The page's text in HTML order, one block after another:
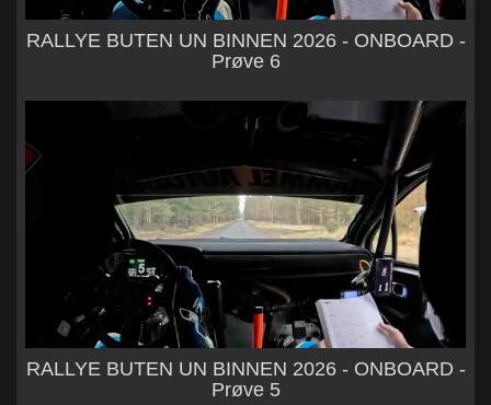
RALLYE BUTEN UN BINNEN 2026 - ONBOARD -
Prøve 6
RALLYE BUTEN UN BINNEN 2026 - ONBOARD -
Prøve 5